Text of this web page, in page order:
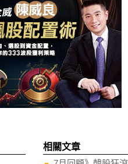
相關文章